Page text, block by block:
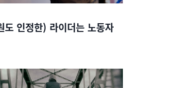
도 인정한) 라이더는 노동자